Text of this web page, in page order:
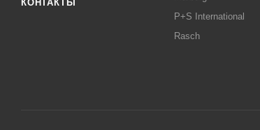
КОНТАКТЫ
P+S International
Rasch